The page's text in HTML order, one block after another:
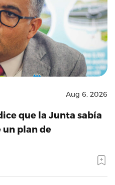
Aug 6, 2026
que la Junta sabía
un plan de